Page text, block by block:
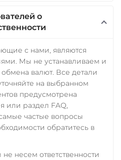
о
с нами, являются
Мы не устанавливаем и
валют. Все детали
на выбранном
предусмотрена
или раздел FAQ,
частые вопросы
обратитесь в
несем ответственности